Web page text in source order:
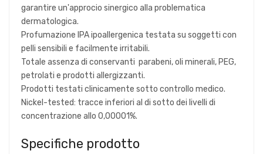
garantire un'approcio sinergico alla problematica
dermatologica.
Profumazione IPA ipoallergenica testata su soggetti con
pelli sensibili e facilmente irritabili.
Totale assenza di conservanti parabeni, oli minerali, PEG,
petrolati e prodotti allergizzanti.
Prodotti testati clinicamente sotto controllo medico.
Nickel-tested: tracce inferiori al di sotto dei livelli di
concentrazione allo 0,00001%.
Specifiche prodotto